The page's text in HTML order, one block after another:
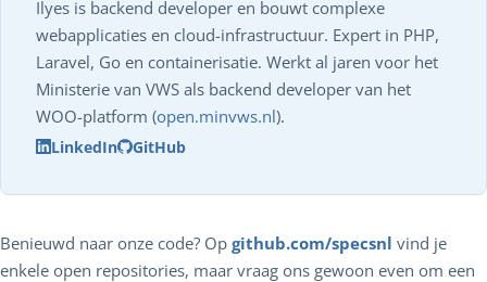
Ilyes is backend developer en bouwt complexe
webapplicaties en cloud-infrastructuur. Expert in PHP,
Laravel, Go en containerisatie. Werkt al jaren voor het
Ministerie van VWS als backend developer van het
WOO-platform (open.minvws.nl).
LinkedIn GitHub
Benieuwd naar onze code? Op github.com/specsnl vind je
enkele open repositories, maar vraag ons gewoon even om een